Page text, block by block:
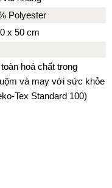
Polyester
x 50 cm
hoá chất trong
và may với sức khỏe
Tex Standard 100)